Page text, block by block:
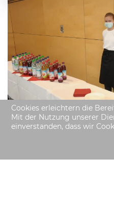
Cookies erleichtern die
Mit der Nutzung unserer
einverstanden, dass wir